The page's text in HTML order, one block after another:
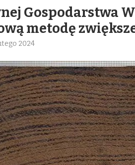
Gospodarstwa
metodę
2024